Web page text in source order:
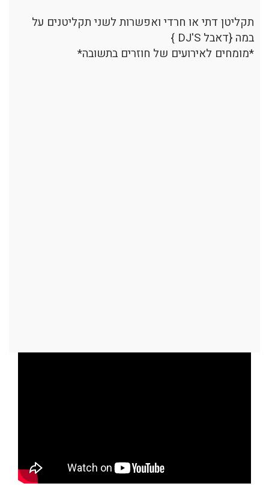
תקליטן דתי או חרדי ואפשרות לשני תקליטנים על
במה {דאבל DJ'S }
*מומחים לאירועים של חוזרים בתשובה*